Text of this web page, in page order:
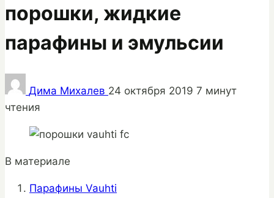
порошки, жидкие
парафины и эмульсии
Дима Михалев 24 октября 2019 7 минут
чтения
В материале
Парафины Vauhti